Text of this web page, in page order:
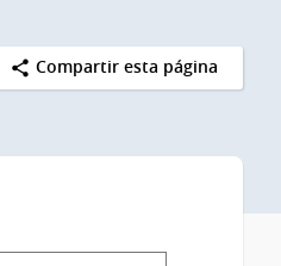
Compartir esta página